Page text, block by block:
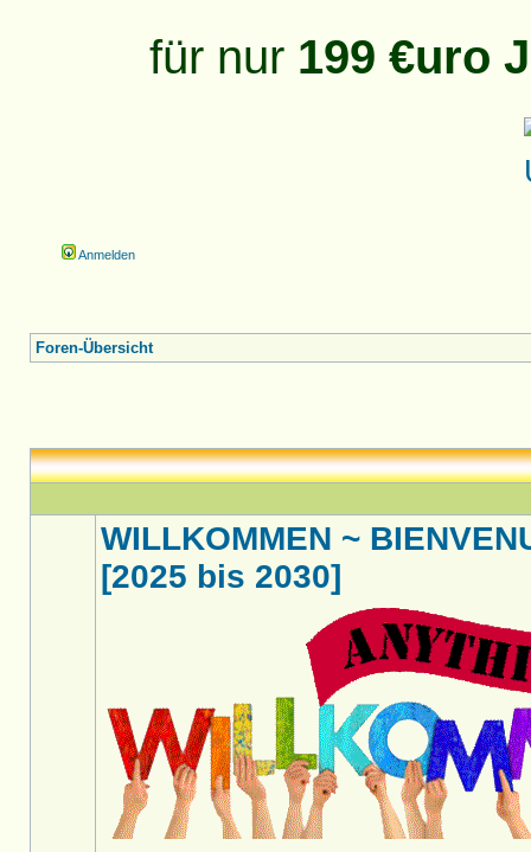
für nur 199 €uro
Anmelden
Foren-Übersicht
WILLKOMMEN ~
[2025 bis 2030]